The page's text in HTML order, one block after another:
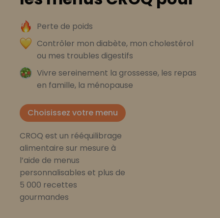
Perte de poids
Contrôler mon diabète, mon cholestérol
ou mes troubles digestifs
Vivre sereinement la grossesse, les repas
en famille, la ménopause
Choisissez votre menu
CROQ est un rééquilibrage
alimentaire sur mesure à
l’aide de menus
personnalisables et plus de
5 000 recettes
gourmandes